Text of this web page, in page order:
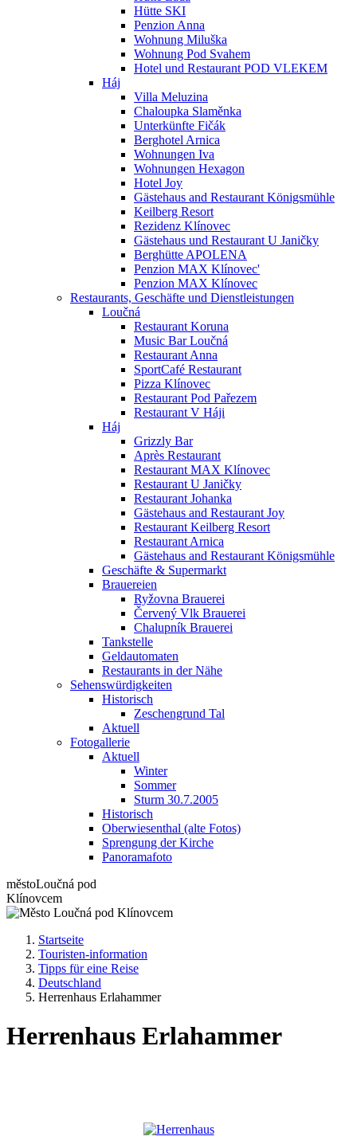
Hütte SKI
Penzion Anna
Wohnung Miluška
Wohnung Pod Svahem
Hotel und Restaurant POD VLEKEM
Háj
Villa Meluzina
Chaloupka Slaměnka
Unterkünfte Fičák
Berghotel Arnica
Wohnungen Iva
Wohnungen Hexagon
Hotel Joy
Gästehaus and Restaurant Königsmühle
Keilberg Resort
Rezidenz Klínovec
Gästehaus und Restaurant U Janičky
Berghütte APOLENA
Penzion MAX Klínovec'
Penzion MAX Klínovec
Restaurants, Geschäfte und Dienstleistungen
Loučná
Restaurant Koruna
Music Bar Loučná
Restaurant Anna
SportCafé Restaurant
Pizza Klínovec
Restaurant Pod Pařezem
Restaurant V Háji
Háj
Grizzly Bar
Après Restaurant
Restaurant MAX Klínovec
Restaurant U Janičky
Restaurant Johanka
Gästehaus and Restaurant Joy
Restaurant Keilberg Resort
Restaurant Arnica
Gästehaus and Restaurant Königsmühle
Geschäfte & Supermarkt
Brauereien
Ryžovna Brauerei
Červený Vlk Brauerei
Chalupník Brauerei
Tankstelle
Geldautomaten
Restaurants in der Nähe
Sehenswürdigkeiten
Historisch
Zeschengrund Tal
Aktuell
Fotogallerie
Aktuell
Winter
Sommer
Sturm 30.7.2005
Historisch
Oberwiesenthal (alte Fotos)
Sprengung der Kirche
Panoramafoto
městoLoučná pod
Klínovcem
Startseite
Touristen-information
Tipps für eine Reise
Deutschland
Herrenhaus Erlahammer
Herrenhaus Erlahammer